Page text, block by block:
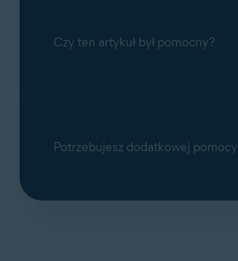
Czy ten artykuł był pomocny?
Potrzebujesz dodatkowej